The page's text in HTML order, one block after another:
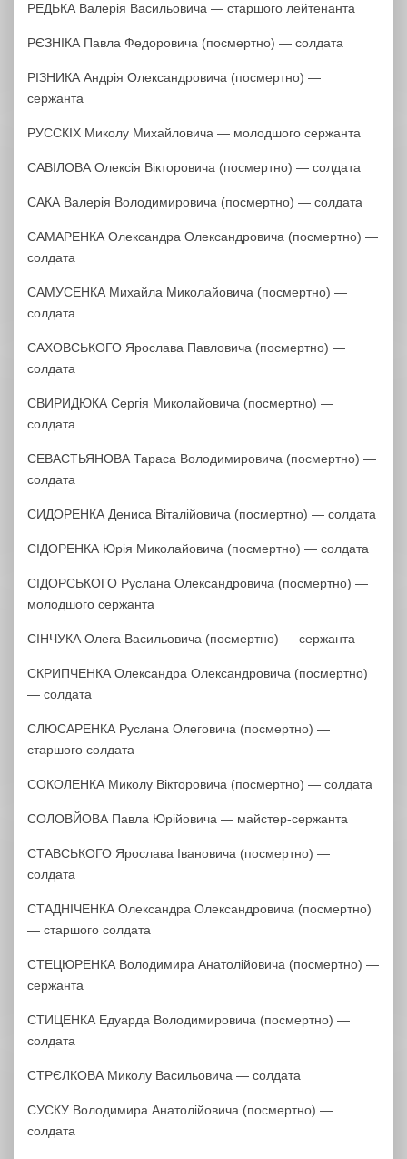
РЕДЬКА Валерія Васильовича — старшого лейтенанта
РЄЗНІКА Павла Федоровича (посмертно) — солдата
РІЗНИКА Андрія Олександровича (посмертно) —
сержанта
РУССКІХ Миколу Михайловича — молодшого сержанта
САВІЛОВА Олексія Вікторовича (посмертно) — солдата
САКА Валерія Володимировича (посмертно) — солдата
САМАРЕНКА Олександра Олександровича (посмертно) —
солдата
САМУСЕНКА Михайла Миколайовича (посмертно) —
солдата
САХОВСЬКОГО Ярослава Павловича (посмертно) —
солдата
СВИРИДЮКА Сергія Миколайовича (посмертно) —
солдата
СЕВАСТЬЯНОВА Тараса Володимировича (посмертно) —
солдата
СИДОРЕНКА Дениса Віталійовича (посмертно) — солдата
СІДОРЕНКА Юрія Миколайовича (посмертно) — солдата
СІДОРСЬКОГО Руслана Олександровича (посмертно) —
молодшого сержанта
СІНЧУКА Олега Васильовича (посмертно) — сержанта
СКРИПЧЕНКА Олександра Олександровича (посмертно)
— солдата
СЛЮСАРЕНКА Руслана Олеговича (посмертно) —
старшого солдата
СОКОЛЕНКА Миколу Вікторовича (посмертно) — солдата
СОЛОВЙОВА Павла Юрійовича — майстер-сержанта
СТАВСЬКОГО Ярослава Івановича (посмертно) —
солдата
СТАДНІЧЕНКА Олександра Олександровича (посмертно)
— старшого солдата
СТЕЦЮРЕНКА Володимира Анатолійовича (посмертно) —
сержанта
СТИЦЕНКА Едуарда Володимировича (посмертно) —
солдата
СТРЄЛКОВА Миколу Васильовича — солдата
СУСКУ Володимира Анатолійовича (посмертно) —
солдата